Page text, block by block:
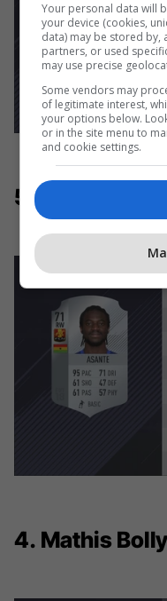
5. Ernest
4. Mathis Bolly
Your personal data will
your device (cookies,
data) may be stored by,
partners, or used
may use precise
Some vendors may
of legitimate interest,
your options below.
or in the site menu to
and cookie settings.